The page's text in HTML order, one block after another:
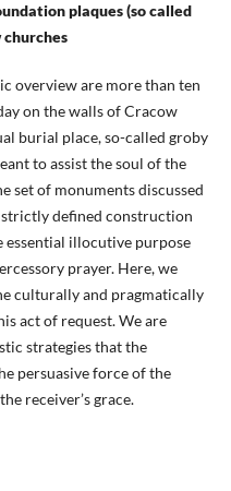
plaques (so called
churches
overview are more than ten
on the walls of Cracow
burial place, so-called groby
to assist the soul of the
set of monuments discussed
defined construction
essential illocutive purpose
prayer. Here, we
culturally and pragmatically
act of request. We are
strategies that the
persuasive force of the
receiver’s grace.